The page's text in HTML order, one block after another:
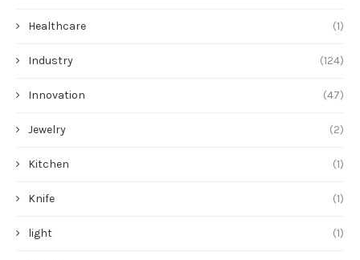
Healthcare (1)
Industry (124)
Innovation (47)
Jewelry (2)
Kitchen (1)
Knife (1)
light (1)